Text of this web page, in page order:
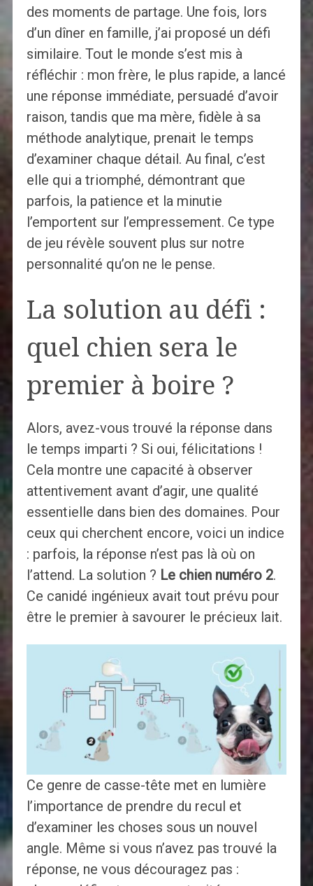
des moments de partage. Une fois, lors
d’un dîner en famille, j’ai proposé un défi
similaire. Tout le monde s’est mis à
réfléchir : mon frère, le plus rapide, a lancé
une réponse immédiate, persuadé d’avoir
raison, tandis que ma mère, fidèle à sa
méthode analytique, prenait le temps
d’examiner chaque détail. Au final, c’est
elle qui a triomphé, démontrant que
parfois, la patience et la minutie
l’emportent sur l’empressement. Ce type
de jeu révèle souvent plus sur notre
personnalité qu’on ne le pense.
La solution au défi :
quel chien sera le
premier à boire ?
Alors, avez-vous trouvé la réponse dans
le temps imparti ? Si oui, félicitations !
Cela montre une capacité à observer
attentivement avant d’agir, une qualité
essentielle dans bien des domaines. Pour
ceux qui cherchent encore, voici un indice
: parfois, la réponse n’est pas là où on
l’attend. La solution ? Le chien numéro 2.
Ce canidé ingénieux avait tout prévu pour
être le premier à savourer le précieux lait.
Ce genre de casse-tête met en lumière
l’importance de prendre du recul et
d’examiner les choses sous un nouvel
angle. Même si vous n’avez pas trouvé la
réponse, ne vous découragez pas :